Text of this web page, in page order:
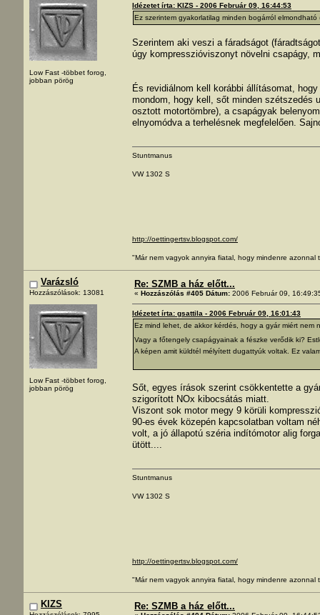
Low Fast -többet forog,
jobban pörög
Idézetet írta: KIZS - 2006 Február 09, 16:44:53
Ez szerintem gyakorlatilag minden bogárról elmondható
Szerintem aki veszi a fáradságot
úgy kompresszióviszonyt növelni csapágy,
És revidiálnom kell korábbi állításomat,
mondom, hogy kell, sőt minden szétszedés
osztott motortömbre), a csapágyak
elnyomódva a terhelésnek megfelelően.
Stuntmanus
VW 1302 S
http://oettingertsv.blogspot.com/
"Már nem vagyok annyira fiatal, hogy mindenre azonnal
Varázsló
Hozzászólások: 13081
Low Fast -többet forog,
jobban pörög
Re: SZMB a ház előtt...
« Hozzászólás #405 Dátum: 2006 Február 09,
Idézetet írta: gsattila - 2006 Február 09, 16:01:43
Ez mind lehet, de akkor kérdés, hogy a gyár miért
Vagy a főtengely csapágyainak a fészke verődik ki?
A képen amit küldtél mélyített dugattyúk voltak. Ez
Sőt, egyes írások szerint csökkentette a
szigorított NOx kibocsátás miatt.
Viszont sok motor megy 9 körüli
90-es évek közepén kapcsolatban voltam
volt, a jó állapotú széria indítómotor alig
ütött....
Stuntmanus
VW 1302 S
http://oettingertsv.blogspot.com/
"Már nem vagyok annyira fiatal, hogy mindenre azonnal
KIZS Re: SZMB a ház előtt...